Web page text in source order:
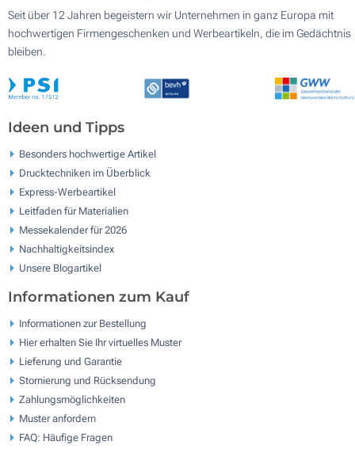
Seit über 12 Jahren begeistern wir Unternehmen in ganz Europa mit
hochwertigen Firmengeschenken und Werbeartikeln, die im Gedächtnis
bleiben.
Ideen und Tipps
Besonders hochwertige Artikel
Drucktechniken im Überblick
Express-Werbeartikel
Leitfaden für Materialien
Messekalender für 2026
Nachhaltigkeitsindex
Unsere Blogartikel
Informationen zum Kauf
Informationen zur Bestellung
Hier erhalten Sie Ihr virtuelles Muster
Lieferung und Garantie
Stornierung und Rücksendung
Zahlungsmöglichkeiten
Muster anfordern
FAQ: Häufige Fragen